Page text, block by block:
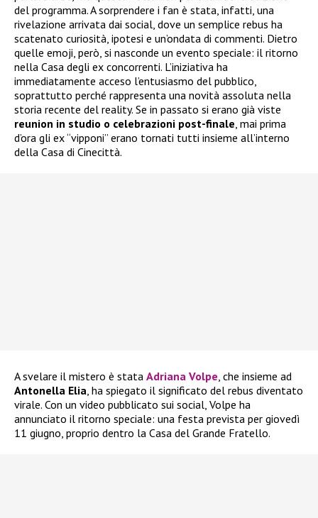
del programma. A sorprendere i fan è stata, infatti, una
rivelazione arrivata dai social, dove un semplice rebus ha
scatenato curiosità, ipotesi e un’ondata di commenti. Dietro
quelle emoji, però, si nasconde un evento speciale: il ritorno
nella Casa degli ex concorrenti. L’iniziativa ha
immediatamente acceso l’entusiasmo del pubblico,
soprattutto perché rappresenta una novità assoluta nella
storia recente del reality. Se in passato si erano già viste
reunion in studio o celebrazioni post-finale , mai prima
d’ora gli ex “vipponi” erano tornati tutti insieme all’interno
della Casa di Cinecittà.
A svelare il mistero è stata Adriana Volpe, che insieme ad
Antonella Elia, ha spiegato il significato del rebus diventato
virale. Con un video pubblicato sui social, Volpe ha
annunciato il ritorno speciale: una festa prevista per giovedì
11 giugno, proprio dentro la Casa del Grande Fratello.